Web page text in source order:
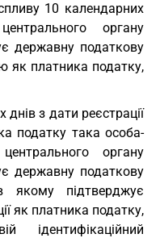
10 календарних
органу
державну податкову
як платника податку,
з дати реєстрації
податку така особа-
органу
державну податкову
якому підтверджує
як платника податку,